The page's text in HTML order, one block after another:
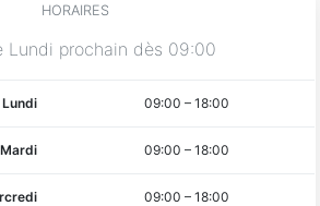
HORAIRES
Lundi prochain dès 09:00
Lundi 09:00 –18:00
Mardi 09:00 –18:00
09:00 –18:00